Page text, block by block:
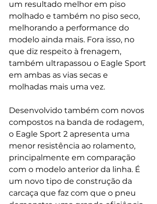
um resultado melhor em piso
molhado e também no piso seco,
melhorando a performance do
modelo ainda mais. Fora isso, no
que diz respeito à frenagem,
também ultrapassou o Eagle Sport
em ambas as vias secas e
molhadas mais uma vez.
Desenvolvido também com novos
compostos na banda de rodagem,
o Eagle Sport 2 apresenta uma
menor resistência ao rolamento,
principalmente em comparação
com o modelo anterior da linha. É
um novo tipo de construção da
carcaça que faz com que o pneu